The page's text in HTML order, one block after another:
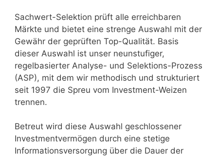
Sachwert-Selektion prüft alle erreichbaren
Märkte und bietet eine strenge Auswahl mit der
Gewähr der geprüften Top-Qualität. Basis
dieser Auswahl ist unser neunstufiger,
regelbasierter Analyse- und Selektions-Prozess
(ASP), mit dem wir methodisch und strukturiert
seit 1997 die Spreu vom Investment-Weizen
trennen.
Betreut wird diese Auswahl geschlossener
Investmentvermögen durch eine stetige
Informationsversorgung über die Dauer der